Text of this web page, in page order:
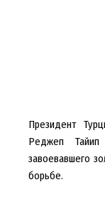
Президент
Реджеп Тайип
завоевавшего
борьбе.